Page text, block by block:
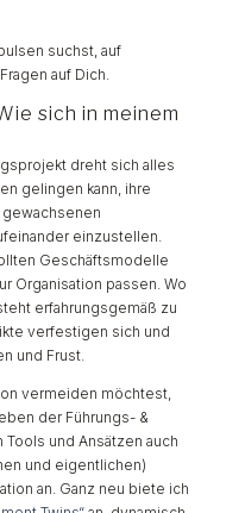
suchst, auf
auf Dich.
sich in meinem
dreht sich alles
gelingen kann, ihre
einzustellen.
Geschäftsmodelle
Organisation passen. Wo
erfahrungsgemäß zu
verfestigen sich und
und Frust.
vermeiden möchtest,
der Führungs- &
und Ansätzen auch
und eigentlichen)
an. Ganz neu biete ich